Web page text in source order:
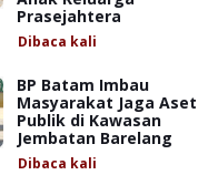
Prasejahtera
Dibaca kali
BP Batam Imbau
Masyarakat Jaga Aset
Publik di Kawasan
Jembatan Barelang
Dibaca kali